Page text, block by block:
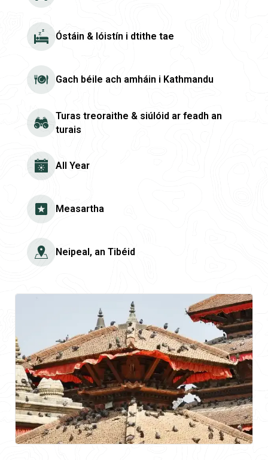
Óstáin & lóistín i dtithe tae
Gach béile ach amháin i Kathmandu
Turas treoraithe & siúlóid ar feadh an
turais
All Year
Measartha
Neipeal, an Tibéid